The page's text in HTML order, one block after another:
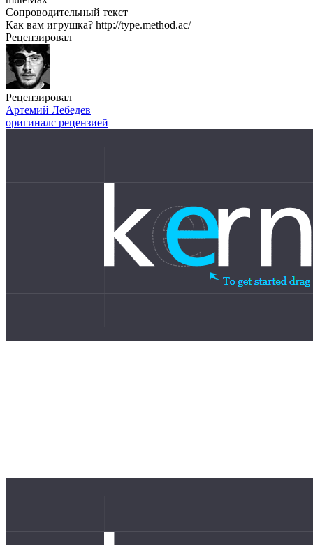
Сопроводительный текст
Как вам игрушка? http://type.method.ac/
Рецензировал
Рецензировал
Артемий Лебедев
оригиналс рецензией